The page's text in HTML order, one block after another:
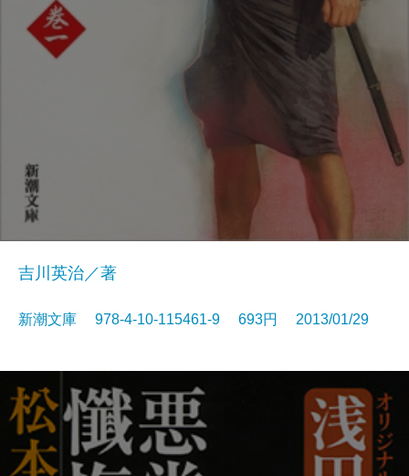
吉川英治／著
新潮文庫 978-4-10-115461-9 693円 2013/01/29